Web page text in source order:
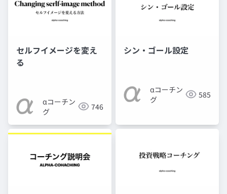
セルフイメージを変え
る
αコーチン
グ
746
シン・ゴール設定
αコーチン
グ
585